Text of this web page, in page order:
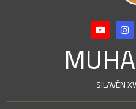
SILAVÊN